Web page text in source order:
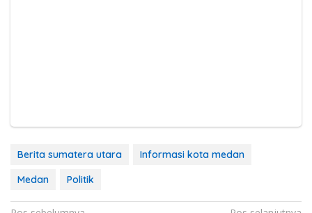
Berita sumatera utara
Informasi kota medan
Medan
Politik